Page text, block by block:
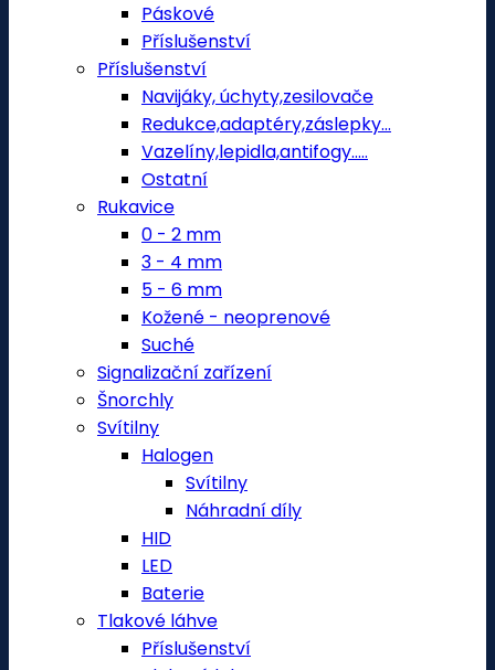
Páskové
Příslušenství
Příslušenství
Navijáky, úchyty,zesilovače
Redukce,adaptéry,záslepky...
Vazelíny,lepidla,antifogy.....
Ostatní
Rukavice
0 - 2 mm
3 - 4 mm
5 - 6 mm
Kožené - neoprenové
Suché
Signalizační zařízení
Šnorchly
Svítilny
Halogen
Svítilny
Náhradní díly
HID
LED
Baterie
Tlakové láhve
Příslušenství